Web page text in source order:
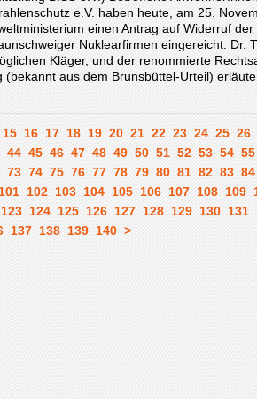
e.V. haben heute, am 25.
einen Antrag auf Widerruf der
Nuklearfirmen eingereicht. Dr.
Kläger, und der renommierte
(bekannt aus dem Brunsbüttel-Urteil)
15 16 17 18 19 20 21 22 23 24 25 26
44 45 46 47 48 49 50 51 52 53 54 55
73 74 75 76 77 78 79 80 81 82 83 84
102 103 104 105 106 107 108 109
123 124 125 126 127 128 129 130 131
137 138 139 140 >